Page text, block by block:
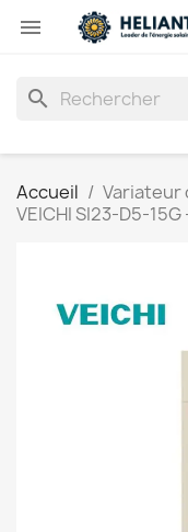

search
Accueil
Variateur
VEICHI SI23-D5-